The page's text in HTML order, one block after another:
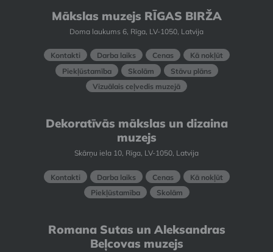
Mākslas muzejs RĪGAS BIRŽA
Doma laukums 6, Rīga, LV-1050, Latvija
Kontakti Darba laiks Cenas
Kā nokļūt
Piekļūstamība
Skolām
Stāvu plāns
Vizuālais ceļvedis muzejā
Dekoratīvās mākslas un dizaina
muzejs
Skārņu iela 10, Rīga, LV-1050, Latvija
Kontakti Darba laiks Cenas
Kā nokļūt
Piekļūstamība
Skolām
Romana Sutas un Aleksandras
Beļcovas muzejs